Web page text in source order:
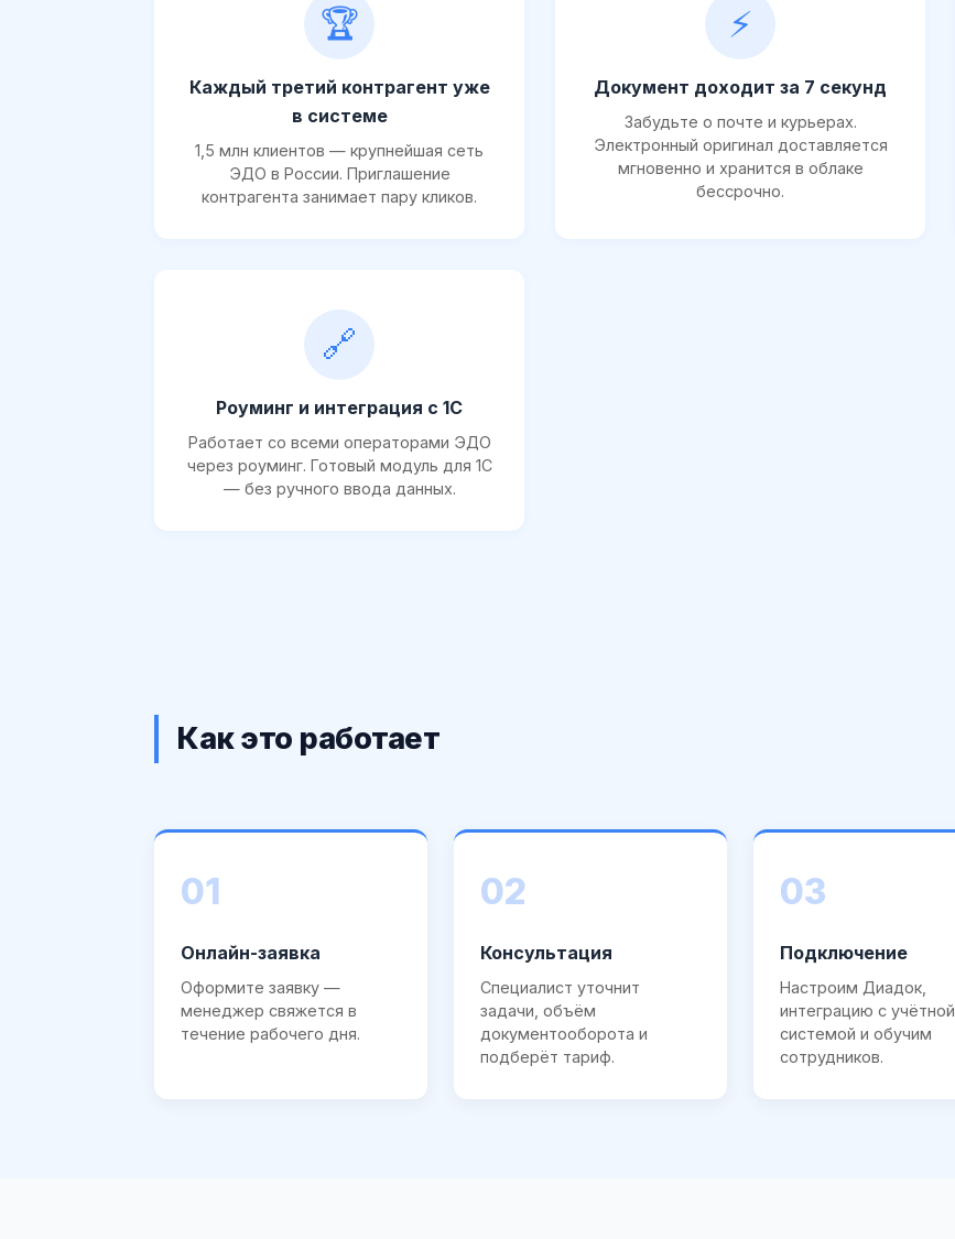
🏆
Каждый третий контрагент уже
в системе
1,5 млн клиентов — крупнейшая сеть
ЭДО в России. Приглашение
контрагента занимает пару кликов.
⚡
Документ доходит за 7 секунд
Забудьте о почте и курьерах.
Электронный оригинал доставляется
мгновенно и хранится в облаке
бессрочно.
🔗
Роуминг и интеграция с 1С
Работает со всеми операторами ЭДО
через роуминг. Готовый модуль для 1С
— без ручного ввода данных.
Как это работает
01
Онлайн-заявка
Оформите заявку —
менеджер свяжется в
течение рабочего дня.
02
Консультация
Специалист уточнит
задачи, объём
документооборота и
подберёт тариф.
03
Подключение
Настроим Диадок,
интеграцию с учётной
системой и обучим
сотрудников.